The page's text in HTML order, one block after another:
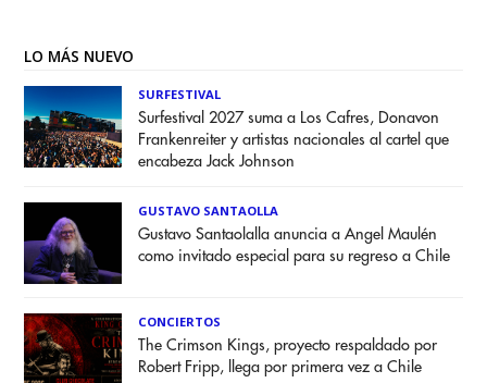
LO MÁS NUEVO
SURFESTIVAL
Surfestival 2027 suma a Los Cafres, Donavon
Frankenreiter y artistas nacionales al cartel que
encabeza Jack Johnson
GUSTAVO SANTAOLLA
Gustavo Santaolalla anuncia a Angel Maulén
como invitado especial para su regreso a Chile
CONCIERTOS
The Crimson Kings, proyecto respaldado por
Robert Fripp, llega por primera vez a Chile